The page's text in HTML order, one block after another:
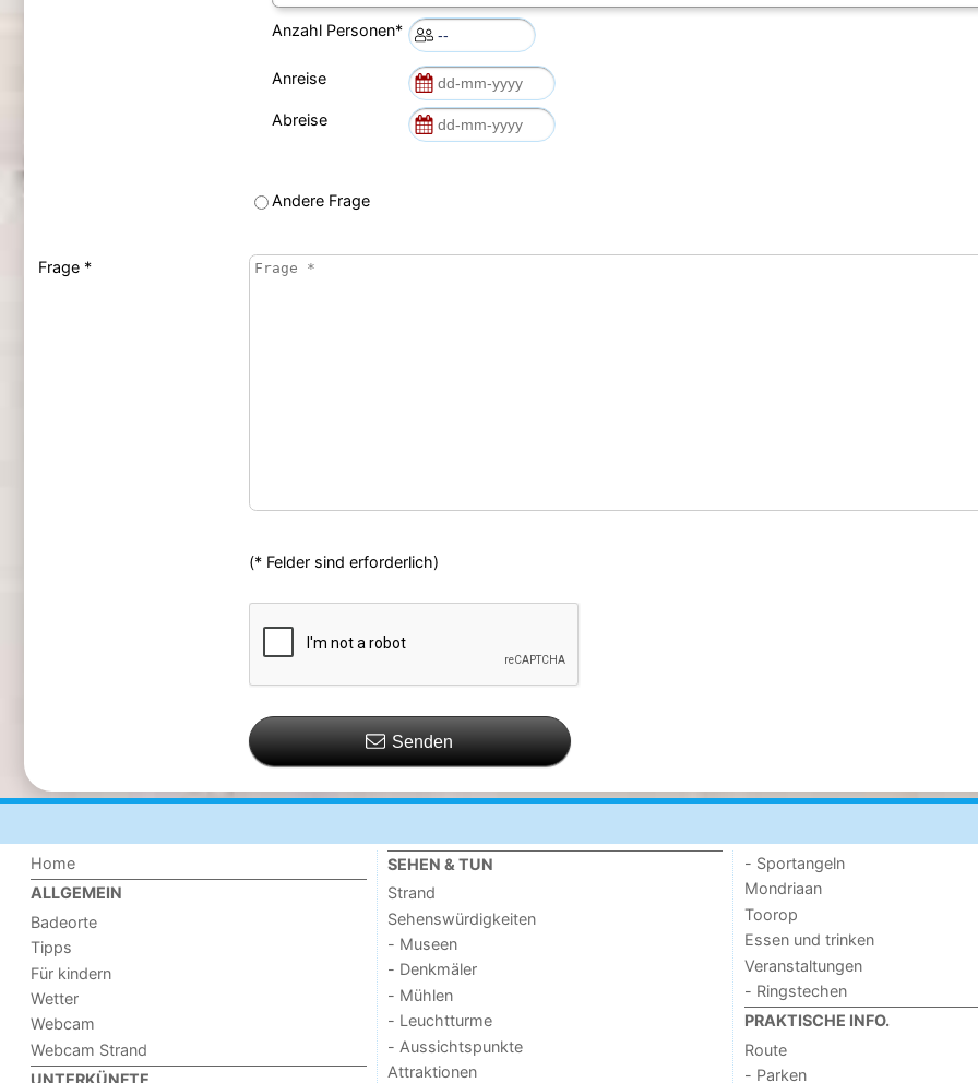
Anzahl Personen*
Anreise
Abreise
Andere Frage
Frage *
(* Felder sind erforderlich)
Senden
Home
ALLGEMEIN
Badeorte
Tipps
Für kindern
Wetter
Webcam
Webcam Strand
UNTERKÜNFTE
SEHEN & TUN
Strand
Sehenswürdigkeiten
- Museen
- Denkmäler
- Mühlen
- Leuchtturme
- Aussichtspunkte
Attraktionen
- Sportangeln
Mondriaan
Toorop
Essen und trinken
Veranstaltungen
- Ringstechen
PRAKTISCHE INFO.
Route
- Parken